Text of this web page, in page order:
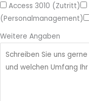
Access 3010 (Zutritt)
(Personalmanagement)
Weitere Angaben